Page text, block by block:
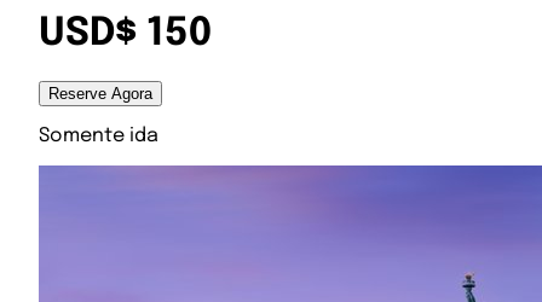
USD$ 150
Reserve Agora
Somente ida